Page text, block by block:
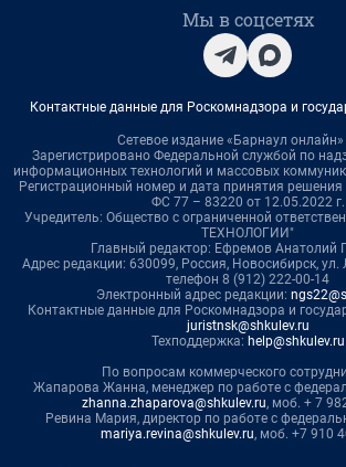
Мы в соцсетях
Контактные данные для Роскомнадзора и
Сетевое издание «Барнаул
Зарегистрировано Федеральной службой по
информационных технологий и массовых
Регистрационный номер и дата принятия
ФС 77 – 83220 от 12.05.2022 г.
Учредитель: Общество с ограниченной
ТЕХНОЛОГИИ"
Главный редактор: Ефремов Анатолий
Адрес редакции: 630099, Россия, Новосибирск, ул.
телефон 8 (912) 222-00-14
Электронный адрес редакции:
Контактные данные для Роскомнадзора и
juristnsk@shkulev.ru
Техподдержка: help@shkulev.ru
По вопросам коммерческого
Жапарова Жанна, менеджер по работе с
zhanna.zhaparova@shkulev.ru, моб. + 7
Ревина Мария, директор по работе с
mariya.revina@shkulev.ru, моб. +7 910